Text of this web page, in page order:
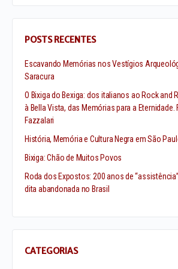
POSTS RECENTES
Escavando Memórias nos Vestígios
Saracura
O Bixiga do Bexiga: dos italianos ao Rock and
à Bella Vista, das Memórias para a Eternidade.
Fazzalari
História, Memória e Cultura Negra em São
Bixiga: Chão de Muitos Povos
Roda dos Expostos: 200 anos de
dita abandonada no Brasil
CATEGORIAS